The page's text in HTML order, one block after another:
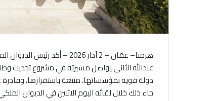
هرمنا– عمّان – 2 آذار
عبدالله الثاني يواصل مسيرته في مشروع تحديث
دولة قوية بمؤسساتها، منيعة باستقرارها، وقادرة
جاء ذلك خلال لقائه اليوم الاثنين في الديوان